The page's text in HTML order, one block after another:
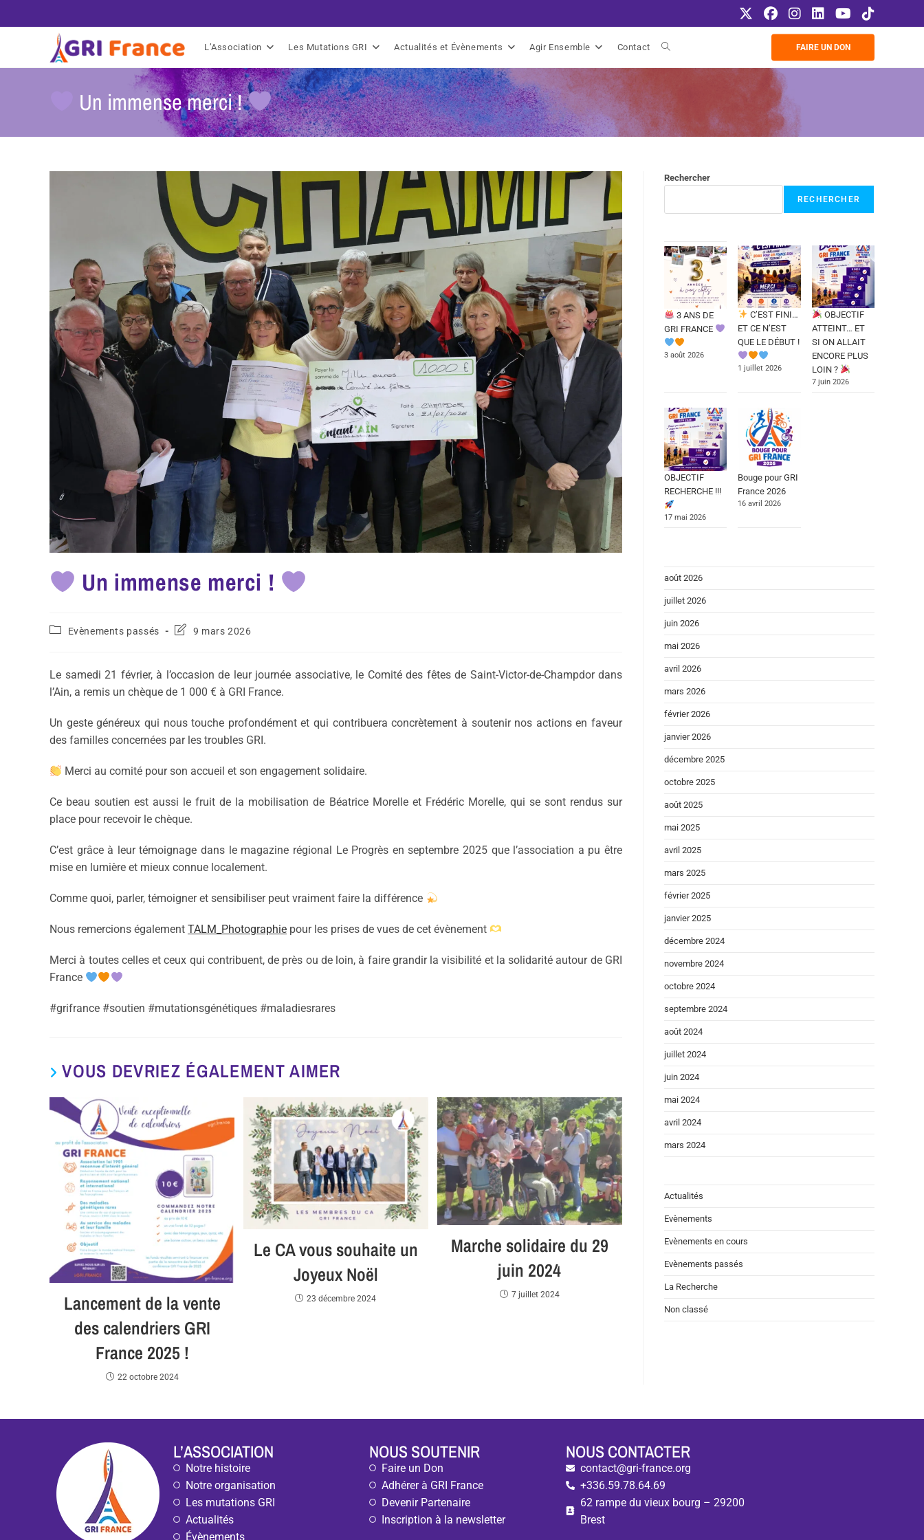
L’Association Les Mutations GRI Actualités et Évènements Agir Ensemble Contact FAIRE UN DON
Un immense merci !
Un immense merci !
Evènements passés 9 mars 2026
Le samedi 21 février, à l’occasion de leur journée associative, le Comité des fêtes de Saint-Victor-de-Champdor dans
l’Ain, a remis un chèque de 1 000 € à GRI France.
Un geste généreux qui nous touche profondément et qui contribuera concrètement à soutenir nos actions en faveur
des familles concernées par les troubles GRI.
Merci au comité pour son accueil et son engagement solidaire.
Ce beau soutien est aussi le fruit de la mobilisation de Béatrice Morelle et Frédéric Morelle, qui se sont rendus sur
place pour recevoir le chèque.
C’est grâce à leur témoignage dans le magazine régional Le Progrès en septembre 2025 que l’association a pu être
mise en lumière et mieux connue localement.
Comme quoi, parler, témoigner et sensibiliser peut vraiment faire la différence
Nous remercions également TALM_Photographie pour les prises de vues de cet évènement
Merci à toutes celles et ceux qui contribuent, de près ou de loin, à faire grandir la visibilité et la solidarité autour de GRI
France
#grifrance #soutien #mutationsgénétiques #maladiesrares
VOUS DEVRIEZ ÉGALEMENT AIMER
Lancement de la vente
des calendriers GRI
France 2025 !
22 octobre 2024
Le CA vous souhaite un
Joyeux Noël
23 décembre 2024
Marche solidaire du 29
juin 2024
7 juillet 2024
Rechercher
RECHERCHER
3 ANS DE
GRI FRANCE
3 août 2026
C’EST FINI…
ET CE N’EST
QUE LE DÉBUT !
1 juillet 2026
OBJECTIF
ATTEINT… ET
SI ON ALLAIT
ENCORE PLUS
LOIN ?
7 juin 2026
OBJECTIF
RECHERCHE !!!
17 mai 2026
Bouge pour GRI
France 2026
16 avril 2026
août 2026
juillet 2026
juin 2026
mai 2026
avril 2026
mars 2026
février 2026
janvier 2026
décembre 2025
octobre 2025
août 2025
mai 2025
avril 2025
mars 2025
février 2025
janvier 2025
décembre 2024
novembre 2024
octobre 2024
septembre 2024
août 2024
juillet 2024
juin 2024
mai 2024
avril 2024
mars 2024
Actualités
Evènements
Evènements en cours
Evènements passés
La Recherche
Non classé
L’ASSOCIATION
Notre histoire
Notre organisation
Les mutations GRI
Actualités
Évènements
NOUS SOUTENIR
Faire un Don
Adhérer à GRI France
Devenir Partenaire
Inscription à la newsletter
NOUS CONTACTER
contact@gri-france.org
+336.59.78.64.69
62 rampe du vieux bourg – 29200
Brest